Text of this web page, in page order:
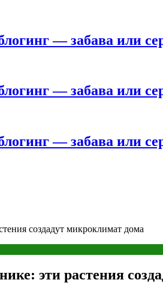
— забава или
— забава или
— забава или
создадут микроклимат дома
эти растения